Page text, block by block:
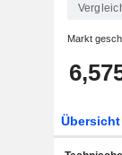
Markt
Übersicht